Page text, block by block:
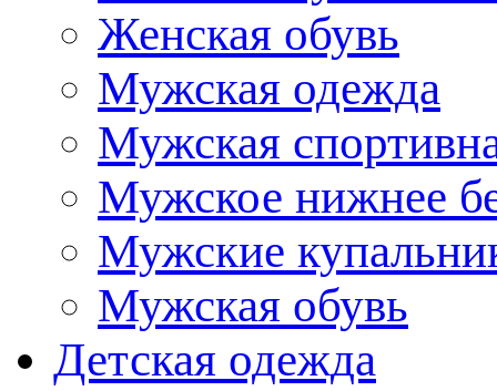
Женская обувь
Мужская одежда
Мужская
Мужское нижнее
Мужские
Мужская обувь
Детская одежда